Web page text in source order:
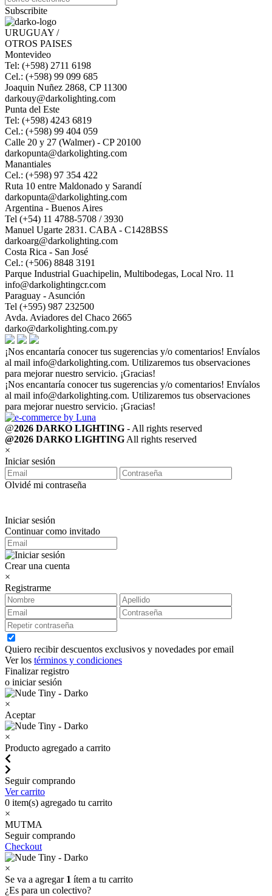
Subscribite
URUGUAY /
OTROS PAISES
Montevideo
Tel: (+598) 2711 6198
Cel.: (+598) 99 099 685
Joaquin Nuñez 2868, CP 11300
darkouy@darkolighting.com
Punta del Este
Tel: (+598) 4243 6819
Cel.: (+598) 99 404 059
Calle 20 y 27 (Walmer) - CP 20100
darkopunta@darkolighting.com
Manantiales
Cel.: (+598) 97 354 422
Ruta 10 entre Maldonado y Sarandí
darkopunta@darkolighting.com
Argentina - Buenos Aires
Tel (+54) 11 4788-5708 / 3930
Manuel Ugarte 2831. CABA - C1428BSS
darkoarg@darkolighting.com
Costa Rica - San José
Cel.: (+506) 8848 3191
Parque Industrial Guachipelin, Multibodegas, Local Nro. 11
info@darkolightingcr.com
Paraguay - Asunción
Tel (+595) 987 232500
Avda. Aviadores del Chaco 2665
darko@darkolighting.com.py
¡Nos encantaría conocer tus sugerencias y/o comentarios! Envíalos
al mail info@darkolighting.com. Utilizaremos tus observaciones
para mejorar nuestro servicio. ¡Gracias!
¡Nos encantaría conocer tus sugerencias y/o comentarios! Envíalos
al mail info@darkolighting.com. Utilizaremos tus observaciones
para mejorar nuestro servicio. ¡Gracias!
@2026 DARKO LIGHTING - All rights reserved
@2026 DARKO LIGHTINGAll rights reserved
×
Iniciar sesión
Olvidé mi contraseña
Iniciar sesión
Continuar como invitado
Crear una cuenta
×
Registrarme
Quiero recibir descuentos exclusivos y novedades por email
Ver los términos y condiciones
Finalizar registro
o iniciar sesión
×
Aceptar
×
Producto agregado a carrito
Seguir comprando
Ver carrito
0 item(s) agregado tu carrito
×
MUTMA
Seguir comprando
Checkout
×
Se va a agregar 1 ítem a tu carrito
¿Es para un colectivo?